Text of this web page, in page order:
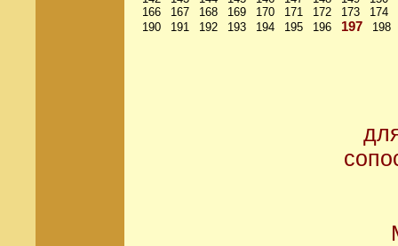
166
167 168 169 170 171 172 173
174
190
191 192 193 194 195 196 197 198